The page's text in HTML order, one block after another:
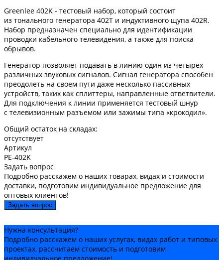
Greenlee 402K - тестовый набор, который состоит
из тонального генератора 402T и индуктивного щупа 402R.
Набор предназначен специально для идентификации
проводки кабельного телевидения, а также для поиска
обрывов.
Генератор позволяет подавать в линию один из четырех
различных звуковых сигналов. Сигнал генератора способен
преодолеть на своем пути даже несколько пассивных
устройств, таких как сплиттеры, направленные ответвители.
Для подключения к линии применяется тестовый шнур
с телевизионным разъемом или зажимы типа «крокодил».
Общий остаток на складах:
отсутствует
Артикул
PE-402K
Задать вопрос
Подробно расскажем о наших товарах, видах и стоимости
доставки, подготовим индивидуальное предложение для
оптовых клиентов!
Задать вопрос
Нужна консультация?
Подробно расскажем о наших услугах, видах работ и типовых
проектах, рассчитаем стоимость и подготовим